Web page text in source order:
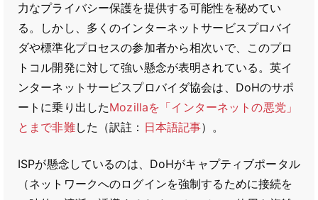
力なプライバシー保護を提供する可能性を秘めてい
る。しかし、多くのインターネットサービスプロバイ
ダや標準化プロセスの参加者から相次いで、このプロ
トコル開発に対して強い懸念が表明されている。英イ
ンターネットサービスプロバイダ協会は、DoHのサポ
ートに乗り出したMozillaを「インターネットの悪党」
とまで非難した（訳註： 日本語記事）。
ISPが懸念しているのは、DoHがキャプティブポータル
（ネットワークへのログインを強制するために接続を